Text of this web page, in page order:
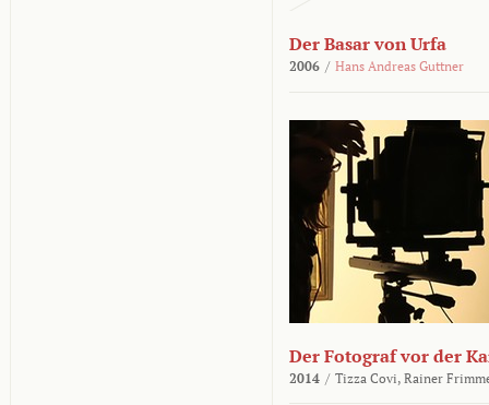
Der Basar von Urfa
2006 / Hans Andreas Guttner
Der Fotograf vor der
2014 / Tizza Covi, Rainer